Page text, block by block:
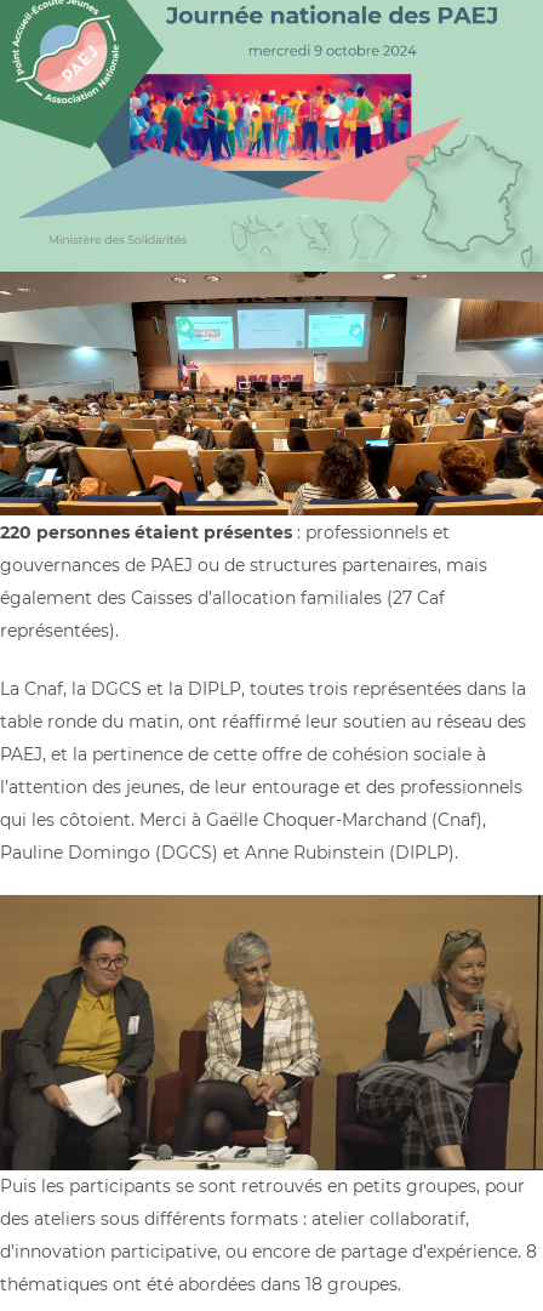
220 personnes étaient présentes : professionnels et
gouvernances de PAEJ ou de structures partenaires, mais
également des Caisses d’allocation familiales (27 Caf
représentées).
La Cnaf, la DGCS et la DIPLP, toutes trois représentées dans la
table ronde du matin, ont réaffirmé leur soutien au réseau des
PAEJ, et la pertinence de cette offre de cohésion sociale à
l’attention des jeunes, de leur entourage et des professionnels
qui les côtoient. Merci à Gaëlle Choquer-Marchand (Cnaf),
Pauline Domingo (DGCS) et Anne Rubinstein (DIPLP).
Puis les participants se sont retrouvés en petits groupes, pour
des ateliers sous différents formats : atelier collaboratif,
d’innovation participative, ou encore de partage d’expérience. 8
thématiques ont été abordées dans 18 groupes.